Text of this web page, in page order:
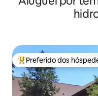
Entre os melhores
Preferido dos